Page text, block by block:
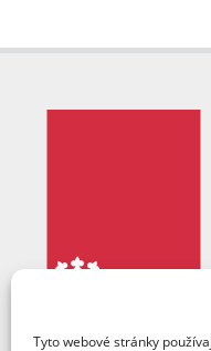
Tyto webové stránky